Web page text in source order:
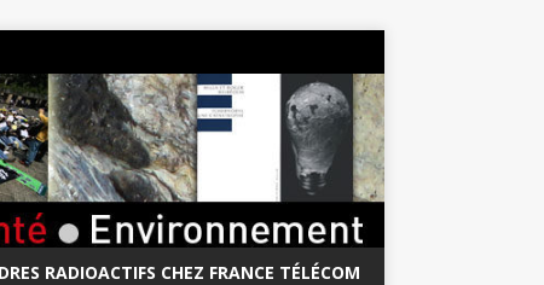
RADIOACTIFS CHEZ FRANCE TÉLÉCOM